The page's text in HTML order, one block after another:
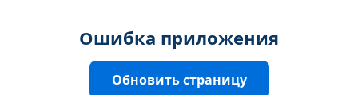
Ошибка приложения
Обновить страницу